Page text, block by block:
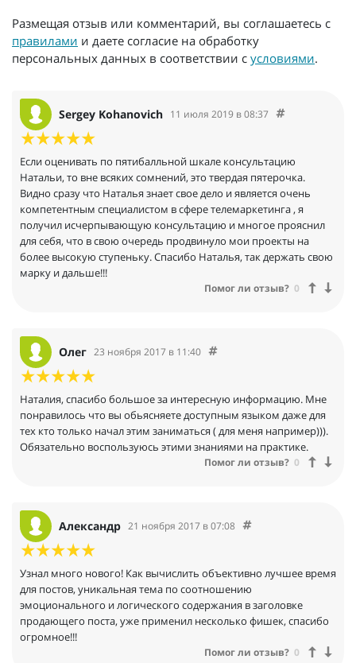
Размещая отзыв или комментарий, вы соглашаетесь с
правилами и даете согласие на обработку
персональных данных в соответствии с условиями.
Sergey Kohanovich 11 июля 2019 в 08:37
Если оценивать по пятибалльной шкале консультацию
Натальи, то вне всяких сомнений, это твердая пятерочка.
Видно сразу что Наталья знает свое дело и является очень
компетентным специалистом в сфере телемаркетинга , я
получил исчерпывающую консультацию и многое прояснил
для себя, что в свою очередь продвинуло мои проекты на
более высокую ступеньку. Спасибо Наталья, так держать свою
марку и дальше!!!
Помог ли отзыв? 0
Олег 23 ноября 2017 в 11:40
Наталия, спасибо большое за интересную информацию. Мне
понравилось что вы обьясняете доступным языком даже для
тех кто только начал этим заниматься ( для меня например))).
Обязательно воспользуюсь этими знаниями на практике.
Помог ли отзыв? 0
Александр 21 ноября 2017 в 07:08
Узнал много нового! Как вычислить объективно лучшее время
для постов, уникальная тема по соотношению
эмоционального и логического содержания в заголовке
продающего поста, уже применил несколько фишек, спасибо
огромное!!!
Помог ли отзыв? 0